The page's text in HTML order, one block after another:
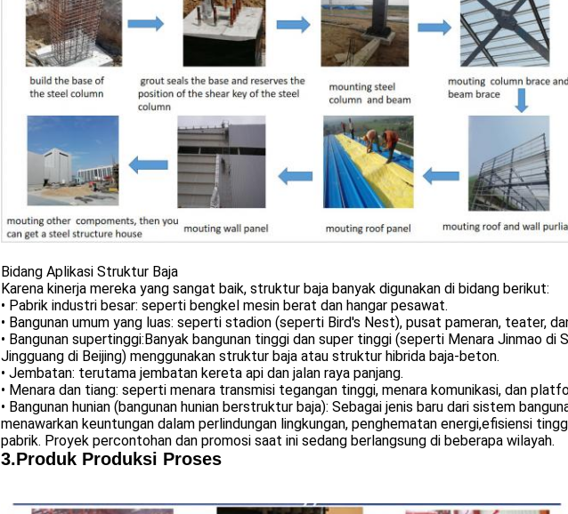
Bidang Aplikasi Struktur Baja
Karena kinerja mereka yang sangat baik, struktur baja banyak digunakan di bidang berikut:
• Pabrik industri besar: seperti bengkel mesin berat dan hangar pesawat.
• Bangunan umum yang luas: seperti stadion (seperti Bird's Nest), pusat pameran, teater,
• Bangunan supertinggi:Banyak bangunan tinggi dan super tinggi (seperti Menara Jinmao di
Jingguang di Beijing) menggunakan struktur baja atau struktur hibrida baja-beton.
• Jembatan: terutama jembatan kereta api dan jalan raya panjang.
• Menara dan tiang: seperti menara transmisi tegangan tinggi, menara komunikasi, dan
• Bangunan hunian (bangunan hunian berstruktur baja): Sebagai jenis baru dari sistem
menawarkan keuntungan dalam perlindungan lingkungan, penghematan energi,efisiensi
pabrik. Proyek percontohan dan promosi saat ini sedang berlangsung di beberapa wilayah.
3.Produk Produksi Proses